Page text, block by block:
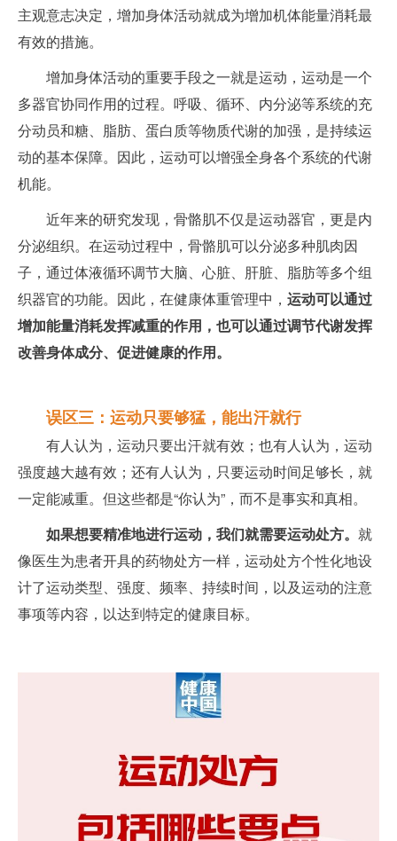
主观意志决定，增加身体活动就成为增加机体能量消耗最
有效的措施。
增加身体活动的重要手段之一就是运动，运动是一个
多器官协同作用的过程。呼吸、循环、内分泌等系统的充
分动员和糖、脂肪、蛋白质等物质代谢的加强，是持续运
动的基本保障。因此，运动可以增强全身各个系统的代谢
机能。
近年来的研究发现，骨骼肌不仅是运动器官，更是内
分泌组织。在运动过程中，骨骼肌可以分泌多种肌肉因
子，通过体液循环调节大脑、心脏、肝脏、脂肪等多个组
织器官的功能。因此，在健康体重管理中， 运动可以通过
增加能量消耗发挥减重的作用，也可以通过调节代谢发挥
改善身体成分、促进健康的作用。
误区三：运动只要够猛，能出汗就行
有人认为，运动只要出汗就有效；也有人认为，运动
强度越大越有效；还有人认为，只要运动时间足够长，就
一定能减重。但这些都是“你认为”，而不是事实和真相。
如果想要精准地进行运动，我们就需要运动处方。 就
像医生为患者开具的药物处方一样，运动处方个性化地设
计了运动类型、强度、频率、持续时间，以及运动的注意
事项等内容，以达到特定的健康目标。